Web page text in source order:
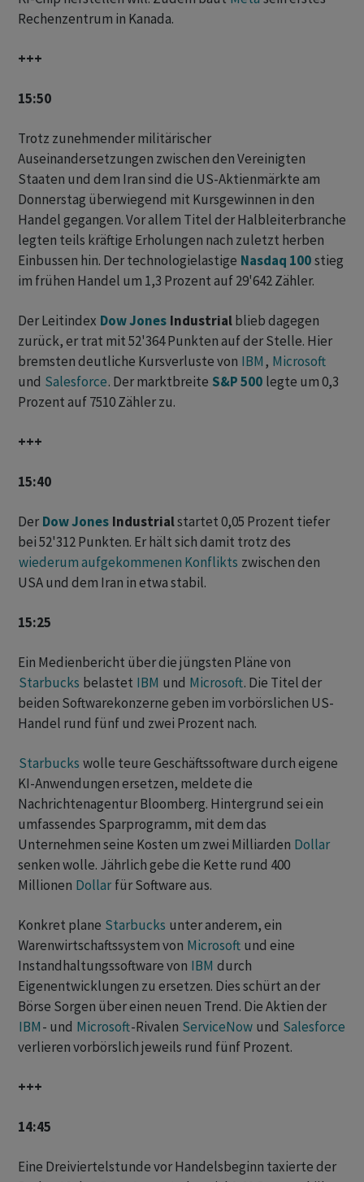
Rechenzentrum in Kanada.
+++
15:50
Trotz zunehmender militärischer
Auseinandersetzungen zwischen den Vereinigten
Staaten und dem Iran sind die US-Aktienmärkte am
Donnerstag überwiegend mit Kursgewinnen in den
Handel gegangen. Vor allem Titel der Halbleiterbranche
legten teils kräftige Erholungen nach zuletzt herben
Einbussen hin. Der technologielastige Nasdaq 100stieg
im frühen Handel um 1,3 Prozent auf 29'642 Zähler.
Der Leitindex Dow Jones Industrialblieb dagegen
zurück, er trat mit 52'364 Punkten auf der Stelle. Hier
bremsten deutliche Kursverluste von IBM, Microsoft
und Salesforce. Der marktbreite S&P 500 legte um 0,3
Prozent auf 7510 Zähler zu.
+++
15:40
Der Dow Jones Industrialstartet 0,05 Prozent tiefer
bei 52'312 Punkten. Er hält sich damit trotz des
wiederum aufgekommenen Konflikts zwischen den
USA und dem Iran in etwa stabil.
15:25
Ein Medienbericht über die jüngsten Pläne von
Starbucks belastet IBM und Microsoft. Die Titel der
beiden Softwarekonzerne geben im vorbörslichen US-
Handel rund fünf und zwei Prozent nach.
Starbucks ‌wolle teure Geschäftssoftware ⁠durch eigene
KI-Anwendungen ersetzen, meldete die
Nachrichtenagentur Bloomberg. Hintergrund sei ein
umfassendes Sparprogramm, mit dem das
Unternehmen seine Kosten um zwei Milliarden Dollar
senken wolle. ⁠Jährlich gebe die Kette rund 400
Millionen Dollar für Software aus.
Konkret plane Starbucks unter anderem, ein
Warenwirtschaftssystem von Microsoft und eine
Instandhaltungssoftware von IBM durch
Eigenentwicklungen zu ersetzen. Dies schürt ‌an der
Börse Sorgen über einen neuen Trend. Die Aktien der
IBM- und Microsoft-Rivalen ServiceNow und Salesforce
verlieren vorbörslich ‌jeweils rund fünf Prozent.
+++
14:45
Eine Dreiviertelstunde vor Handelsbeginn taxierte der